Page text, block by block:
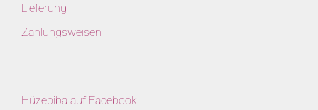
Lieferung
Zahlungsweisen
Hüzebiba auf Facebook